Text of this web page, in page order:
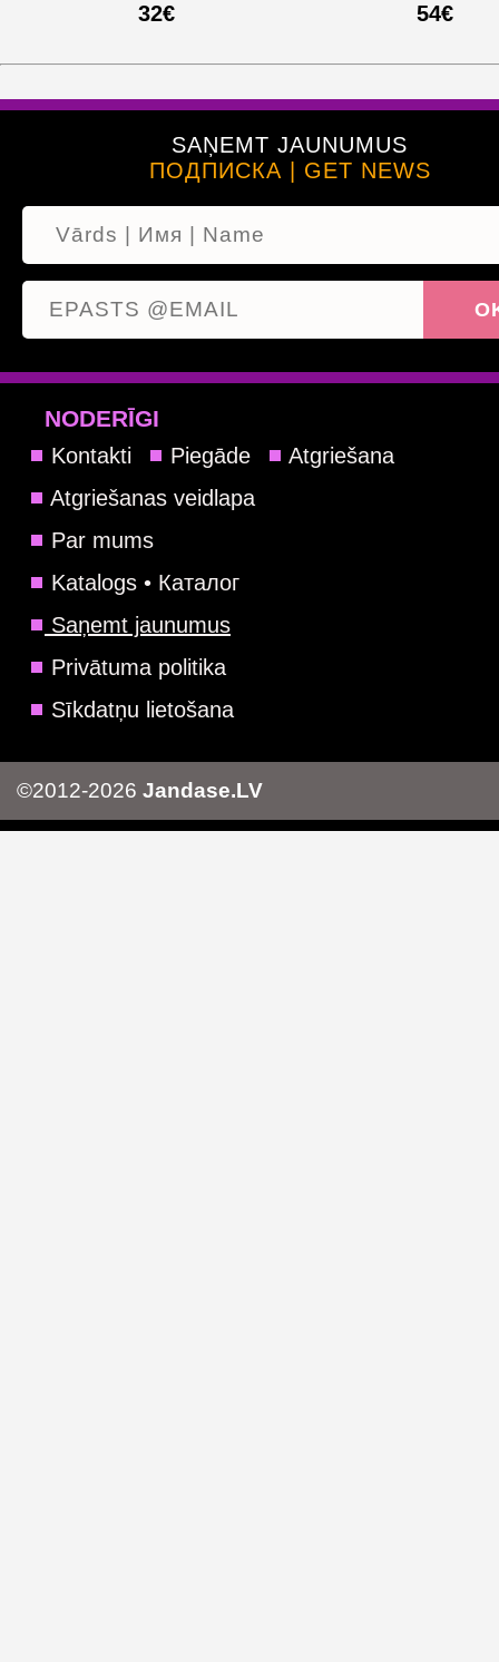
32€ 54€
SAŅEMT JAUNUMUS
ПОДПИСКА | GET NEWS
NODERĪGI
Kontakti Piegāde
Atgriešana
Atgriešanas veidlapa
Par mums
Katalogs • Каталог
Saņemt jaunumus
Privātuma politika
Sīkdatņu lietošana
©2012-2026 Jandase.LV